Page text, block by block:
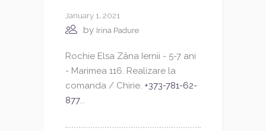
January 1, 2021
by Irina Padure
Rochie Elsa Zâna Iernii - 5-7 ani
- Marimea 116. Realizare la
comanda / Chirie. +373-781-62-
877...